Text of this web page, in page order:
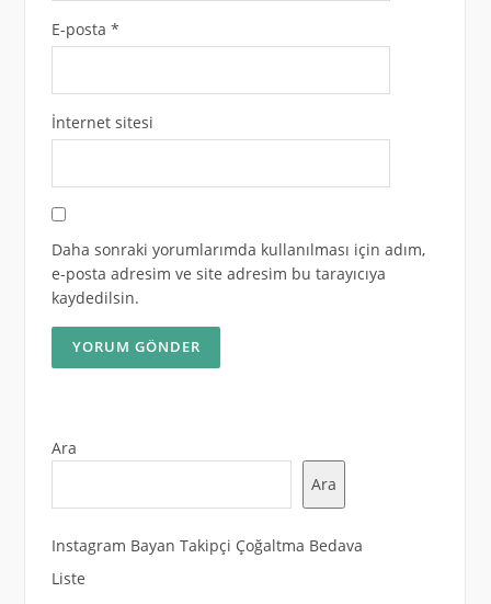
E-posta *
İnternet sitesi
Daha sonraki yorumlarımda kullanılması için adım,
e-posta adresim ve site adresim bu tarayıcıya
kaydedilsin.
Ara
Ara
Instagram Bayan Takipçi Çoğaltma Bedava
Liste